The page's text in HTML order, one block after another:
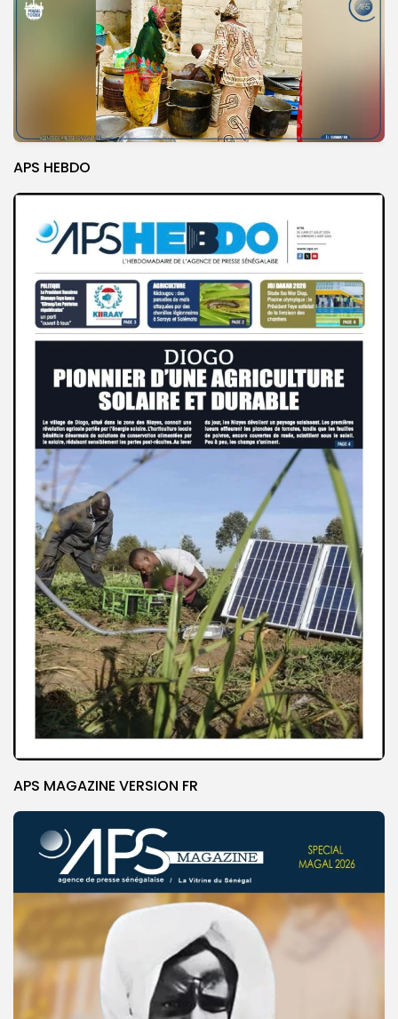
APS HEBDO
APS MAGAZINE VERSION FR